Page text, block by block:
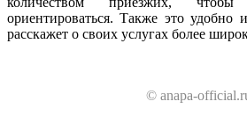
ориентироваться. Также это удобно
расскажет о своих услугах более
© anapa-